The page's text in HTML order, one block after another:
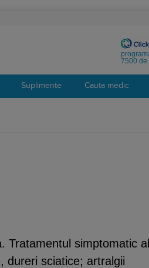
7500 de
Suplimente Cauta medic
Tratamentul simptomatic al
dureri sciatice; artralgii